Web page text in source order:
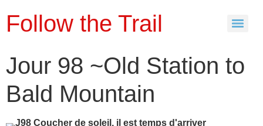
Follow the Trail
Jour 98 ~Old Station to
Bald Mountain